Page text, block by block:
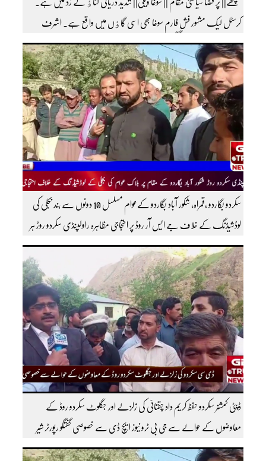
کرسٹل لیک مشہور فش فارم سوغا بھی اسی گاٶں میں واقع ہے۔ اشرف
عاصی بیورو چیف ضلع گنگچھے مزید اپڈیٹس دیکھنے کے لئے ہمارے یوٹیوب چینل کو
سبسکرائب کریں
سکردو بگاردو ،قمراہ، شکور آباد بگاردو کےعوام مسلسل 10 دونوں سے بند بجلی کی
لوڈشیڈنگ کے خلاف جے ایس آر روڈ پر احتجاجی مظاہرہ راولپنڈی سکردو روڑ ہر
قسم کی ٹریفک کے لئے بند۔۔ مزید اپڈیٹس کے لیے ہمارے یوٹیوب چینل کو
سبسکرائب کریں
ڈپٹی کمشنر سکردو حفظ کریم داد چقتائی کی زلزلے اور جگلوٹ سکردو روڈ کے
معاوضوں کے حوالے سے جی بی ٹرو نیوز ایچ ڈی سے خصوصی گفتگو رپورٹر شیر
افضل روندو